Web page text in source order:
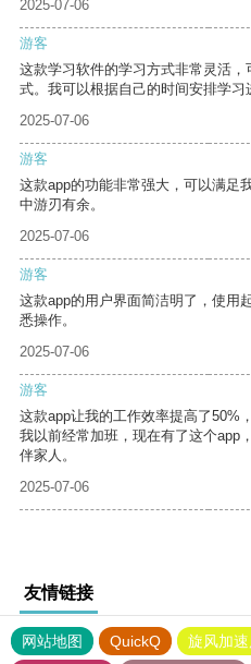
2025-07-06
游客
这款学习软件的学习方式非常灵活
式。我可以根据自己的时间安排学习
2025-07-06
游客
这款app的功能非常强大，可以满足
中游刃有余。
2025-07-06
游客
这款app的用户界面简洁明了，使用
悉操作。
2025-07-06
游客
这款app让我的工作效率提高了50%
我以前经常加班，现在有了这个app
伴家人。
2025-07-06
友情链接
网站地图 QuickQ 旋风加